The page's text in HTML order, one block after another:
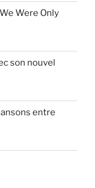
Were Only
son nouvel
entre